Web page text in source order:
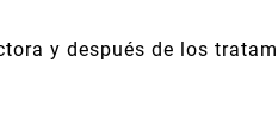
y después de los